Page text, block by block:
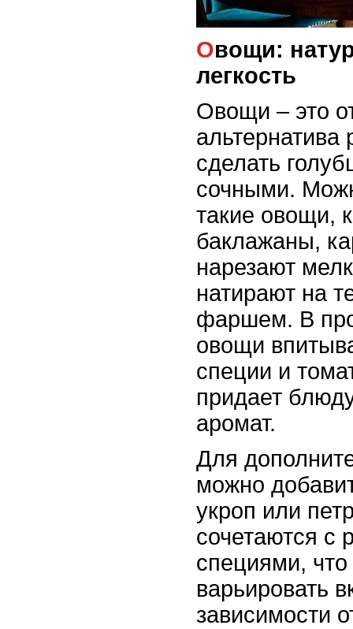
Овощи: натуральная сочность и
легкость
Овощи – это
альтернатива
сделать
сочными.
такие овощи,
баклажаны,
нарезают
натирают на
фаршем. В
овощи
специи и
придает
аромат.
Для
можно
укроп или
сочетаются с
специями, что
варьировать
зависимости